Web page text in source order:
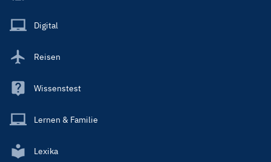
Main
Digital
Reisen
Wissenstest
Lernen & Familie
Lexika